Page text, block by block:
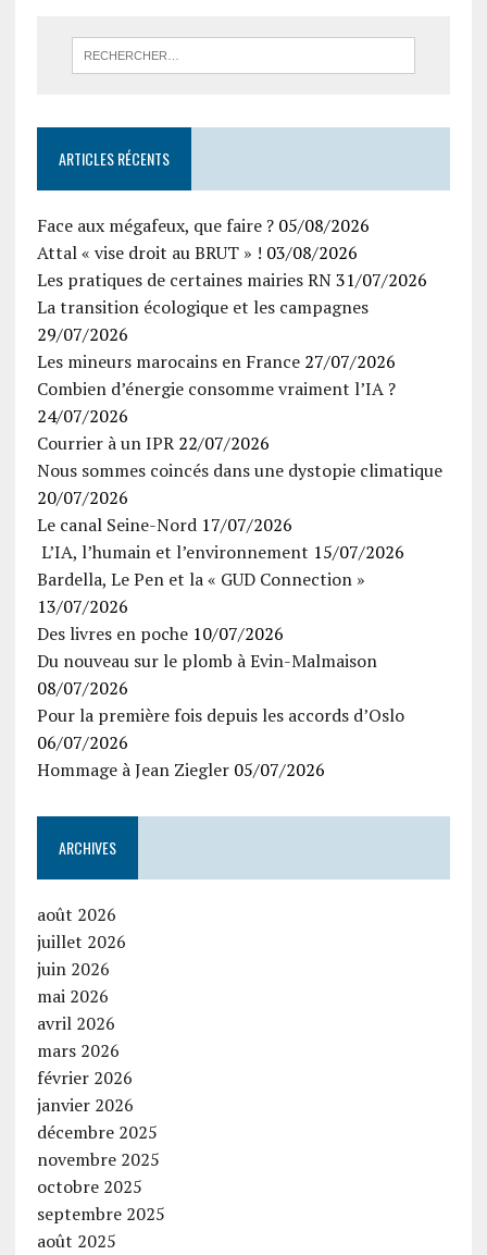
ARTICLES RÉCENTS
Face aux mégafeux, que faire ? 05/08/2026
Attal « vise droit au BRUT » ! 03/08/2026
Les pratiques de certaines mairies RN 31/07/2026
La transition écologique et les campagnes
29/07/2026
Les mineurs marocains en France 27/07/2026
Combien d’énergie consomme vraiment l’IA ?
24/07/2026
Courrier à un IPR 22/07/2026
Nous sommes coincés dans une dystopie climatique
20/07/2026
Le canal Seine-Nord 17/07/2026
L’IA, l’humain et l’environnement 15/07/2026
Bardella, Le Pen et la « GUD Connection »
13/07/2026
Des livres en poche 10/07/2026
Du nouveau sur le plomb à Evin-Malmaison
08/07/2026
Pour la première fois depuis les accords d’Oslo
06/07/2026
Hommage à Jean Ziegler 05/07/2026
ARCHIVES
août 2026
juillet 2026
juin 2026
mai 2026
avril 2026
mars 2026
février 2026
janvier 2026
décembre 2025
novembre 2025
octobre 2025
septembre 2025
août 2025